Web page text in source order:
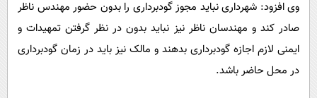
سرگرمی
فناوری
پیامک
روانشناسی
وی افزود: شهرداری نباید مجوز گودبرداری را بدون حضور مهندس ناظر
صادر کند و مهندسان ناظر نیز نباید بدون در نظر گرفتن تمهیدات و
ایمنی لازم اجازه گودبرداری بدهند و مالک نیز باید در زمان گودبرداری
در محل حاضر باشد.